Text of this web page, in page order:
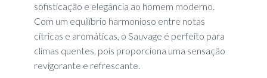
sofisticação e elegância ao homem moderno.
Com um equilíbrio harmonioso entre notas
cítricas e aromáticas, o Sauvage é perfeito para
climas quentes, pois proporciona uma sensação
revigorante e refrescante.